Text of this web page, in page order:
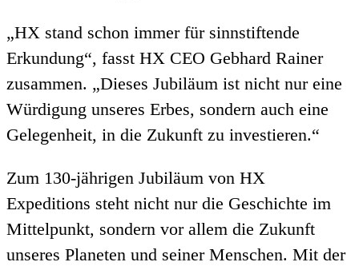
„HX stand schon immer für sinnstiftende
Erkundung“, fasst HX CEO Gebhard Rainer
zusammen. „Dieses Jubiläum ist nicht nur eine
Würdigung unseres Erbes, sondern auch eine
Gelegenheit, in die Zukunft zu investieren.“
Zum 130-jährigen Jubiläum von HX
Expeditions steht nicht nur die Geschichte im
Mittelpunkt, sondern vor allem die Zukunft
unseres Planeten und seiner Menschen. Mit der